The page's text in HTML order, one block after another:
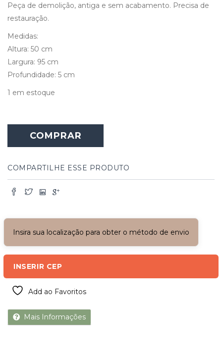
Peça de demolição, antiga e sem acabamento. Precisa de
restauração.
Medidas:
Altura: 50 cm
Largura: 95 cm
Profundidade: 5 cm
1 em estoque
COMPRAR
COMPARTILHE ESSE PRODUTO
Insira sua localização para obter o método de envio
INSERIR CEP
Add ao Favoritos
Mais Informações